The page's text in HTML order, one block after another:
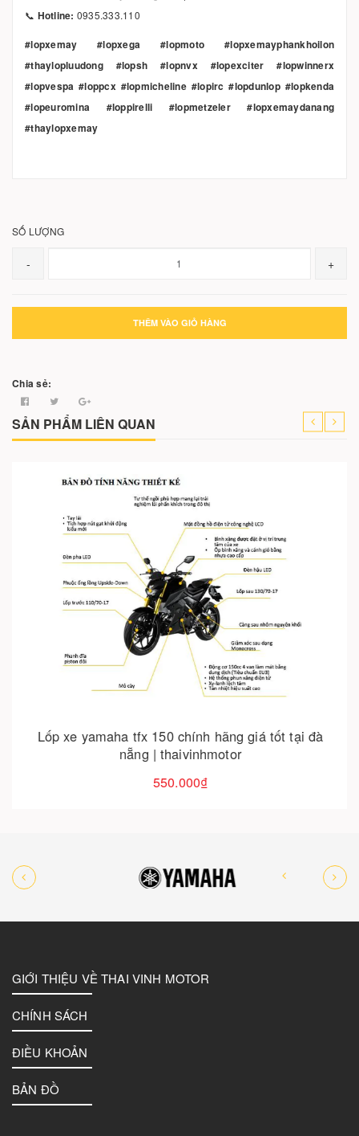
📞 Hotline: 0935.333.110
#lopxemay #lopxega #lopmoto #lopxemayphankhoilon
#thaylopluudong #lopsh #lopnvx #lopexciter #lopwinnerx
#lopvespa #loppcx #lopmicheline #lopirc #lopdunlop #lopkenda
#lopeuromina #loppirelli #lopmetzeler #lopxemaydanang
#thaylopxemay
SỐ LƯỢNG
- +
THÊM VÀO GIỎ HÀNG
Chia sẻ:
SẢN PHẨM LIÊN QUAN
Lốp xe yamaha tfx 150 chính hãng giá tốt tại đà
nẵng | thaivinhmotor
550.000₫
Cho vào giỏ hàng
GIỚI THIỆU VỀ THAI VINH MOTOR
CHÍNH SÁCH
ĐIỀU KHOẢN
BẢN ĐỒ